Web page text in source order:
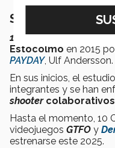
Sobre 10
10 Chamberses un
Estocolmo en 2015
PAYDAY, Ulf Andersson.
En sus inicios, el
integrantes y se han
shootercolaborativos
Hasta el momento, 10
videojuegos GTFO y
estrenarse este 2025.